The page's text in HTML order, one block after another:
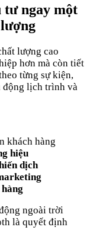
tư ngay một
lượng cao
hơn mà còn tiết
từng sự kiện,
động lịch trình và
khách hàng
hiệu
dịch
ngoài trời
là quyết định